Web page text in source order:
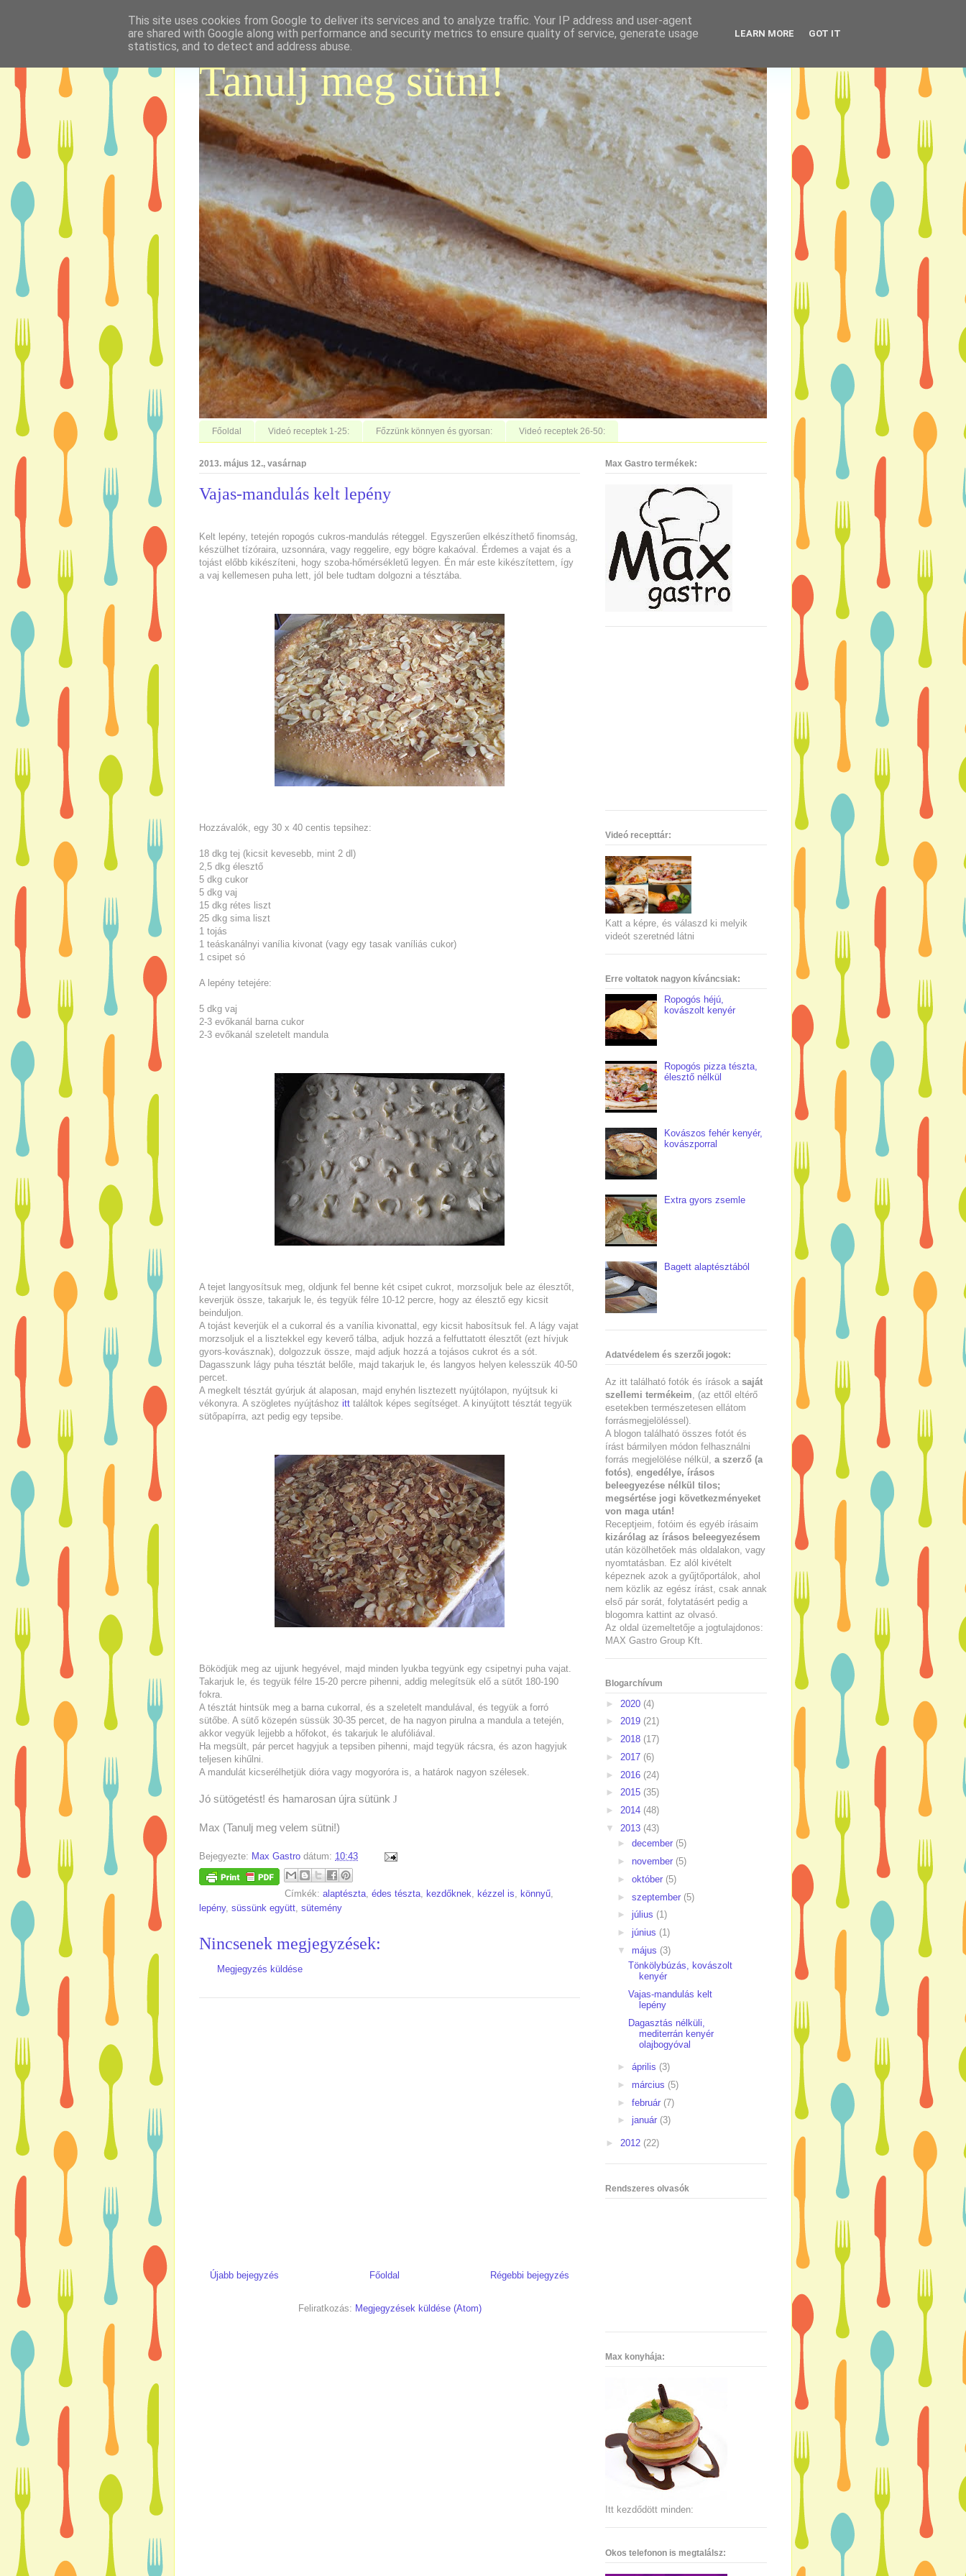
Tanulj meg sütni!
Főoldal Videó receptek 1-25: Főzzünk könnyen és gyorsan: Videó receptek 26-50:
2013. május 12., vasárnap
Vajas-mandulás kelt lepény
Kelt lepény, tetején ropogós cukros-mandulás réteggel. Egyszerűen elkészíthető finomság,
készülhet tízóraira, uzsonnára, vagy reggelire, egy bögre kakaóval. Érdemes a vajat és a
tojást előbb kikészíteni, hogy szoba-hőmérsékletű legyen. Én már este kikészítettem, így
a vaj kellemesen puha lett, jól bele tudtam dolgozni a tésztába.
Hozzávalók, egy 30 x 40 centis tepsihez:
18 dkg tej (kicsit kevesebb, mint 2 dl )
2,5 dkg élesztő
5 dkg cukor
5 dkg vaj
15 dkg rétes liszt
25 dkg sima liszt
1 tojás
1 teáskanálnyi vanília kivonat (vagy egy tasak vaníliás cukor)
1 csipet só
A lepény tetejére:
5 dkg vaj
2-3 evőkanál barna cukor
2-3 evőkanál szeletelt mandula
A tejet langyosítsuk meg, oldjunk fel benne két csipet cukrot, morzsoljuk bele az élesztőt,
keverjük össze, takarjuk le, és tegyük félre 10-12 percre, hogy az élesztő egy kicsit
beinduljon.
A tojást keverjük el a cukorral és a vanília kivonattal, egy kicsit habosítsuk fel. A lágy vajat
morzsoljuk el a lisztekkel egy keverő tálba, adjuk hozzá a felfuttatott élesztőt (ezt hívjuk
gyors-kovásznak), dolgozzuk össze, majd adjuk hozzá a tojásos cukrot és a sót.
Dagasszunk lágy puha tésztát belőle, majd takarjuk le, és langyos helyen kelesszük 40-50
percet.
A megkelt tésztát gyúrjuk át alaposan, majd enyhén lisztezett nyújtólapon, nyújtsuk ki
vékonyra. A szögletes nyújtáshoz itt találtok képes segítséget. A kinyújtott tésztát tegyük
sütőpapírra, azt pedig egy tepsibe.
Böködjük meg az ujjunk hegyével, majd minden lyukba tegyünk egy csipetnyi puha vajat.
Takarjuk le, és tegyük félre 15-20 percre pihenni, addig melegítsük elő a sütőt 180-190
fokra.
A tésztát hintsük meg a barna cukorral, és a szeletelt mandulával, és tegyük a forró
sütőbe. A sütő közepén süssük 30-35 percet, de ha nagyon pirulna a mandula a tetején,
akkor vegyük lejjebb a hőfokot, és takarjuk le alufóliával.
Ha megsült, pár percet hagyjuk a tepsiben pihenni, majd tegyük rácsra, és azon hagyjuk
teljesen kihűlni.
A mandulát kicserélhetjük dióra vagy mogyoróra is, a határok nagyon szélesek.
Jó sütögetést! és hamarosan újra sütünk J
Max (Tanulj meg velem sütni!)
Bejegyezte: Max Gastro dátum: 10:43
Címkék: alaptészta, édes tészta, kezdőknek, kézzel is, könnyű,
lepény, süssünk együtt, sütemény
Nincsenek megjegyzések:
Megjegyzés küldése
Újabb bejegyzés Régebbi bejegyzés
Főoldal
Feliratkozás: Megjegyzések küldése (Atom)
Max Gastro termékek:
Videó recepttár:
Katt a képre, és válaszd ki melyik
videót szeretnéd látni
Erre voltatok nagyon kíváncsiak:
Ropogós héjú,
kovászolt kenyér
Ropogós pizza tészta,
élesztő nélkül
Kovászos fehér kenyér,
kovászporral
Extra gyors zsemle
Bagett alaptésztából
Adatvédelem és szerzői jogok:
Az itt található fotók és írások a saját
szellemi termékeim , (az ettől eltérő
esetekben természetesen ellátom
forrásmegjelöléssel).
A blogon található összes fotót és
írást bármilyen módon felhasználni
forrás megjelölése nélkül, a szerző (a
fotós) engedélye, írásos
beleegyezése nélkül tilos;
megsértése jogi következményeket
von maga után!
Receptjeim, fotóim és egyéb írásaim
kizárólag az írásos beleegyezésem
után közölhetőek más oldalakon, vagy
nyomtatásban. Ez alól kivételt
képeznek azok a gyűjtőportálok, ahol
nem közlik az egész írást, csak annak
első pár sorát, folytatásért pedig a
blogomra kattint az olvasó.
Az oldal üzemeltetője a jogtulajdonos:
MAX Gastro Group Kft.
Blogarchívum
► 2020 (4)
► 2019 (21)
► 2018 (17)
► 2017 (6)
► 2016 (24)
► 2015 (35)
► 2014 (48)
▼ 2013 (43)
► december (5)
► november (5)
► október (5)
► szeptember (5)
► július (1)
► június (1)
▼ május (3)
Tönkölybúzás, kovászolt
kenyér
Vajas-mandulás kelt
lepény
Dagasztás nélküli,
mediterrán kenyér
olajbogyóval
► április (3)
► március (5)
► február (7)
► január (3)
► 2012 (22)
Rendszeres olvasók
Max konyhája:
Itt kezdődött minden:
Okos telefonon is megtalálsz:
This site uses cookies from Google to deliver its services and to analyze traffic. Your IP address and user-agent
are shared with Google along with performance and security metrics to ensure quality of service, generate usage
statistics, and to detect and address abuse.
LEARN MORE GOT IT